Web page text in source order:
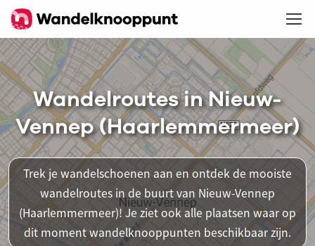
Wandelroutes in Nieuw-
Vennep (Haarlemmermeer)
Trek je wandelschoenen aan en ontdek de mooiste
wandelroutes in de buurt van Nieuw-Vennep
(Haarlemmermeer)! Je ziet ook alle plaatsen waar op
dit moment wandelknooppunten beschikbaar zijn.